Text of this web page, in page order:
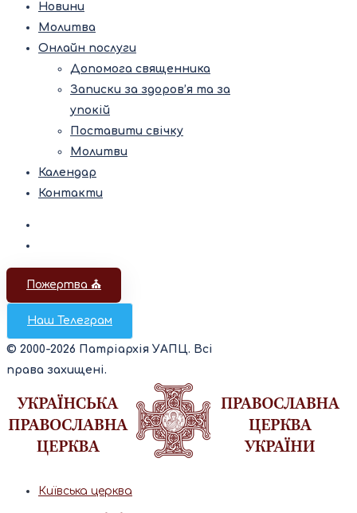
Новини
Молитва
Онлайн послуги
Допомога священника
Записки за здоров’я та за
упокій
Поставити свічку
Молитви
Календар
Контакти
Пожертва ⛪️
Наш Телеграм
© 2000-2026 Патріархія УАПЦ. Всі
права захищені.
Київська церква